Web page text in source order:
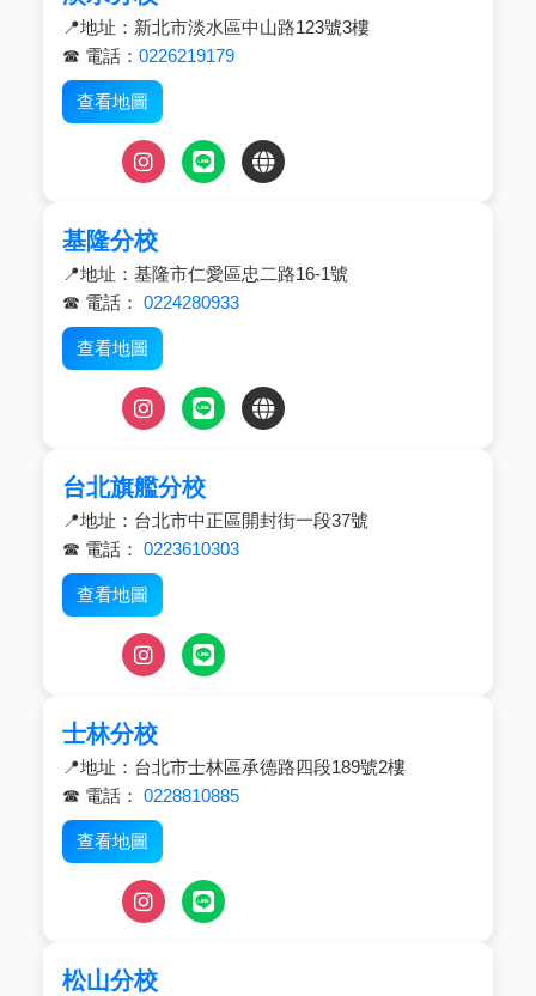
📍地址：新北市淡水區中山路123號3樓
☎ 電話： 0226219179
查看地圖
基隆分校
📍地址：基隆市仁愛區忠二路16-1號
☎ 電話： 0224280933
查看地圖
台北旗艦分校
📍地址：台北市中正區開封街一段37號
☎ 電話： 0223610303
查看地圖
士林分校
📍地址：台北市士林區承德路四段189號2樓
☎ 電話： 0228810885
查看地圖
松山分校